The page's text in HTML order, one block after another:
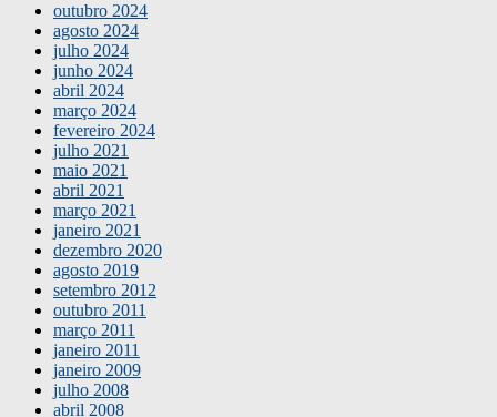
outubro 2024
agosto 2024
julho 2024
junho 2024
abril 2024
março 2024
fevereiro 2024
julho 2021
maio 2021
abril 2021
março 2021
janeiro 2021
dezembro 2020
agosto 2019
setembro 2012
outubro 2011
março 2011
janeiro 2011
janeiro 2009
julho 2008
abril 2008